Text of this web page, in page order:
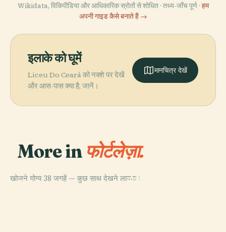
Wikidata, विकिपीडिया और आधिकारिक स्रोतों से शोधित · तथ्य-जाँच पूर्ण · हम
अपनी गाइड कैसे बनाते हैं →
इलाके को घूमें
Liceu Do Ceará को नक्शे पर देखें
और आस-पास क्या है, जानें।
मानचित्र देखें
More in फोर्टलेज़ा.
खोजने योग्य 38 जगहें — कुछ साथ देखने लायक।
PLACE
सेअरा का छवि और